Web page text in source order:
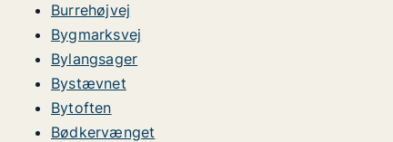
Burrehøjvej
Bygmarksvej
Bylangsager
Bystævnet
Bytoften
Bødkervænget